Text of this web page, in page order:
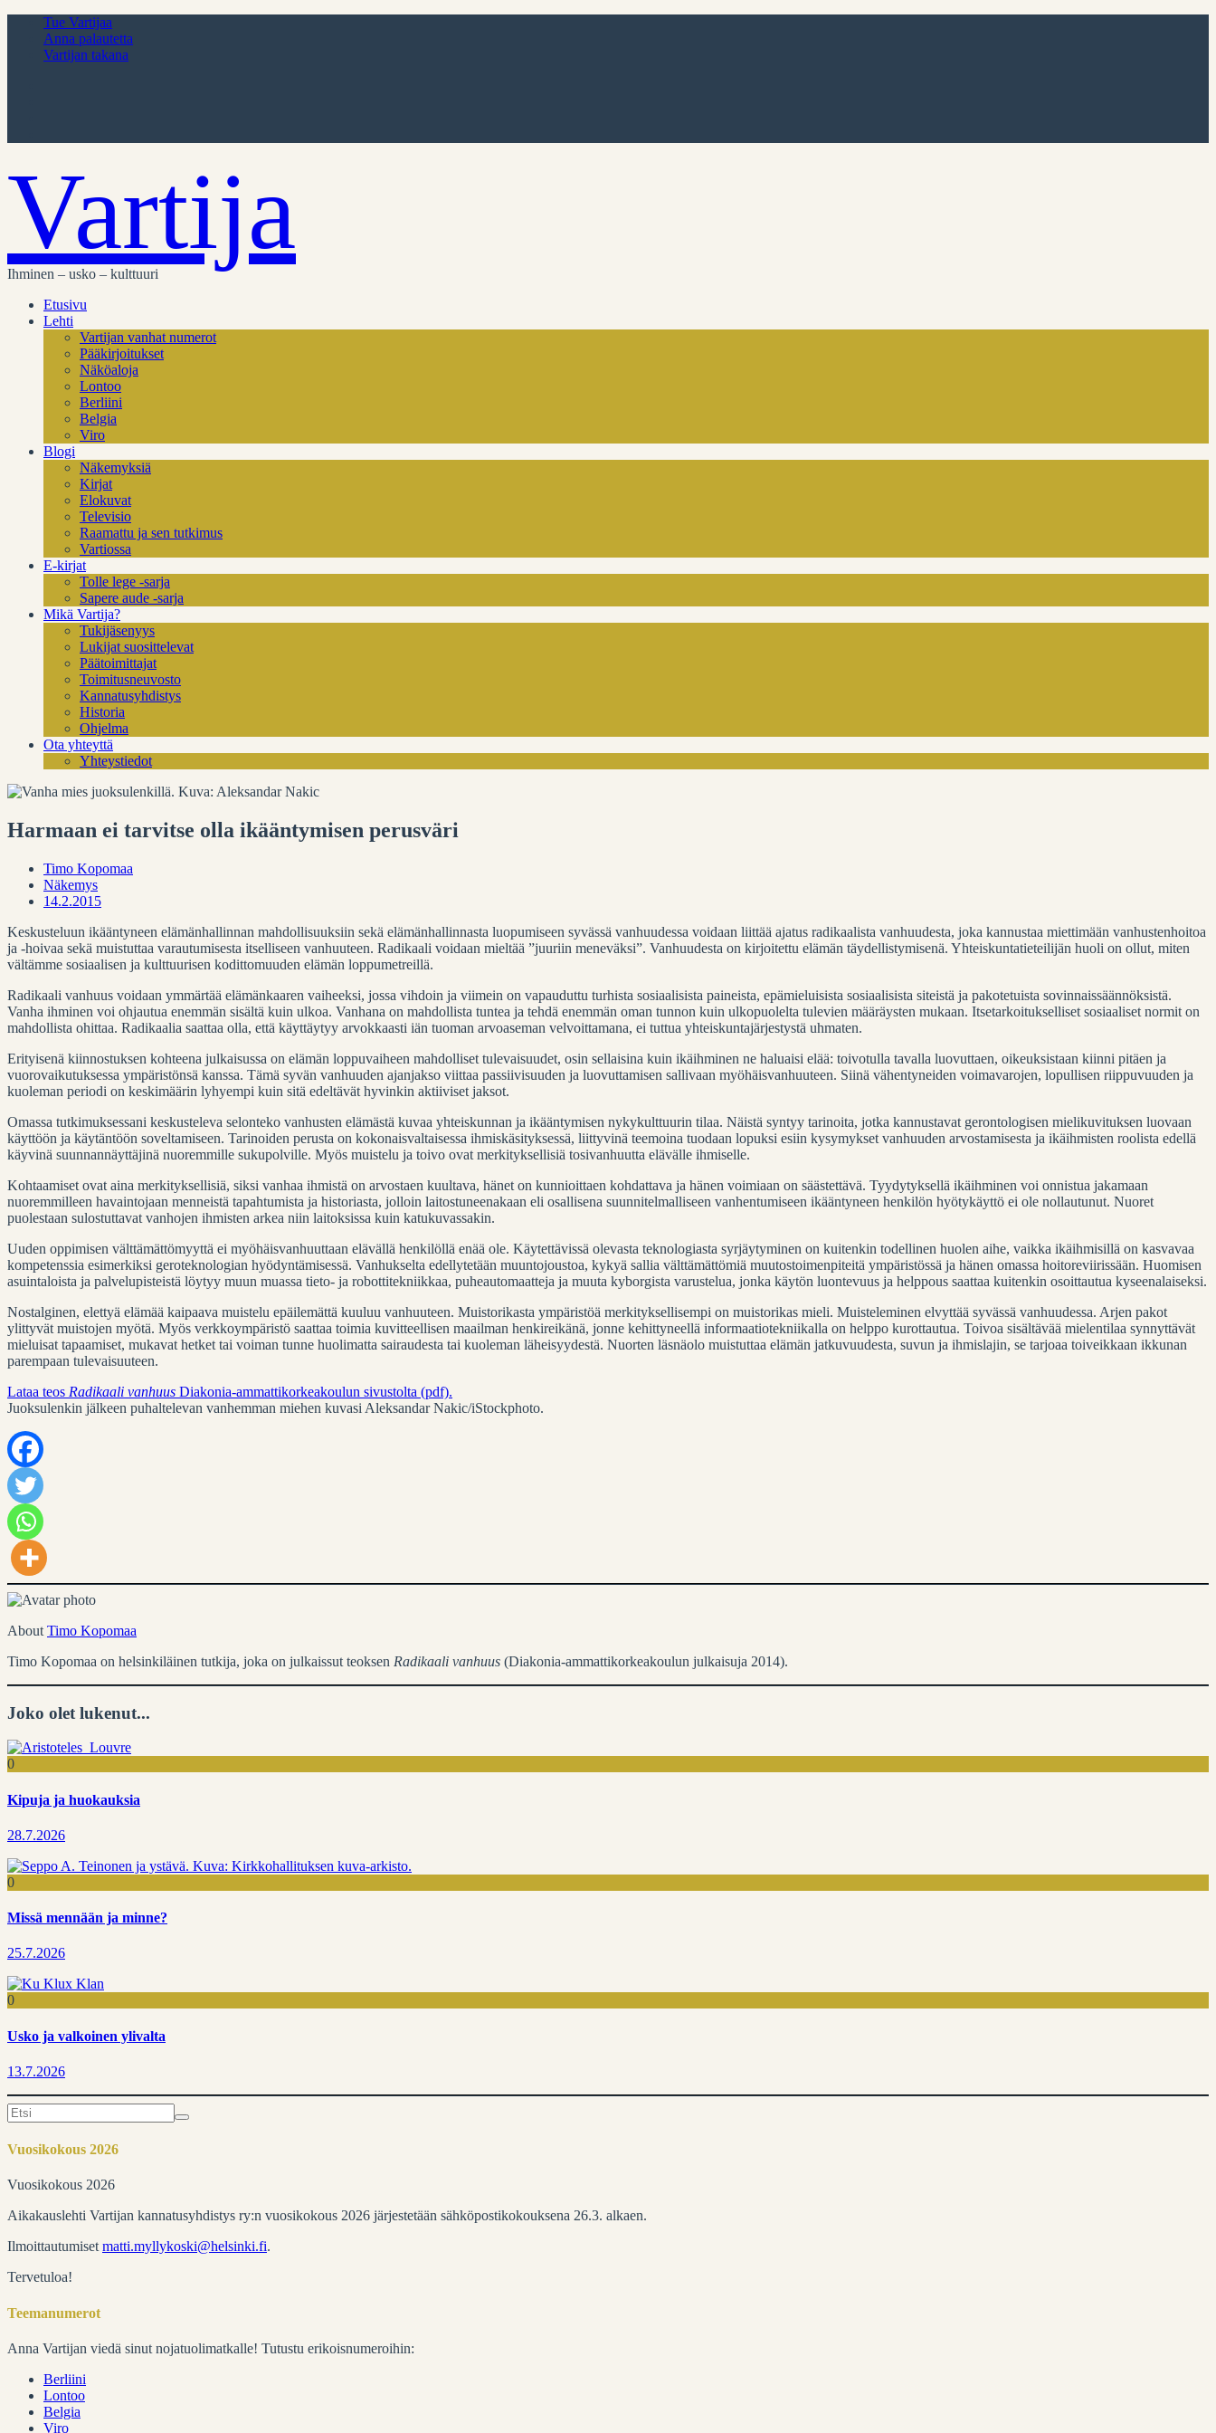
Tue Vartijaa
Anna palautetta
Vartijan takana
Vartija
Ihminen – usko – kulttuuri
Etusivu
Lehti
Vartijan vanhat numerot
Pääkirjoitukset
Näköaloja
Lontoo
Berliini
Belgia
Viro
Blogi
Näkemyksiä
Kirjat
Elokuvat
Televisio
Raamattu ja sen tutkimus
Vartiossa
E-kirjat
Tolle lege -sarja
Sapere aude -sarja
Mikä Vartija?
Tukijäsenyys
Lukijat suosittelevat
Päätoimittajat
Toimitusneuvosto
Kannatusyhdistys
Historia
Ohjelma
Ota yhteyttä
Yhteystiedot
Harmaan ei tarvitse olla ikääntymisen perusväri
Timo Kopomaa
Näkemys
14.2.2015
Keskusteluun ikääntyneen elämänhallinnan mahdollisuuksiin sekä elämänhallinnasta luopumiseen syvässä vanhuudessa voidaan liittää ajatus radikaalista vanhuudesta, joka kannustaa miettimään vanhustenhoitoa
ja -hoivaa sekä muistuttaa varautumisesta itselliseen vanhuuteen. Radikaali voidaan mieltää ”juuriin meneväksi”. Vanhuudesta on kirjoitettu elämän täydellistymisenä. Yhteiskuntatieteilijän huoli on ollut, miten
vältämme sosiaalisen ja kulttuurisen kodittomuuden elämän loppumetreillä.
Radikaali vanhuus voidaan ymmärtää elämänkaaren vaiheeksi, jossa vihdoin ja viimein on vapauduttu turhista sosiaalisista paineista, epämieluisista sosiaalisista siteistä ja pakotetuista sovinnaissäännöksistä.
Vanha ihminen voi ohjautua enemmän sisältä kuin ulkoa. Vanhana on mahdollista tuntea ja tehdä enemmän oman tunnon kuin ulkopuolelta tulevien määräysten mukaan. Itsetarkoitukselliset sosiaaliset normit on
mahdollista ohittaa. Radikaalia saattaa olla, että käyttäytyy arvokkaasti iän tuoman arvoaseman velvoittamana, ei tuttua yhteiskuntajärjestystä uhmaten.
Erityisenä kiinnostuksen kohteena julkaisussa on elämän loppuvaiheen mahdolliset tulevaisuudet, osin sellaisina kuin ikäihminen ne haluaisi elää: toivotulla tavalla luovuttaen, oikeuksistaan kiinni pitäen ja
vuorovaikutuksessa ympäristönsä kanssa. Tämä syvän vanhuuden ajanjakso viittaa passiivisuuden ja luovuttamisen sallivaan myöhäisvanhuuteen. Siinä vähentyneiden voimavarojen, lopullisen riippuvuuden ja
kuoleman periodi on keskimäärin lyhyempi kuin sitä edeltävät hyvinkin aktiiviset jaksot.
Omassa tutkimuksessani keskusteleva selonteko vanhusten elämästä kuvaa yhteiskunnan ja ikääntymisen nykykulttuurin tilaa. Näistä syntyy tarinoita, jotka kannustavat gerontologisen mielikuvituksen luovaan
käyttöön ja käytäntöön soveltamiseen. Tarinoiden perusta on kokonaisvaltaisessa ihmiskäsityksessä, liittyvinä teemoina tuodaan lopuksi esiin kysymykset vanhuuden arvostamisesta ja ikäihmisten roolista edellä
käyvinä suunnannäyttäjinä nuoremmille sukupolville. Myös muistelu ja toivo ovat merkityksellisiä tosivanhuutta elävälle ihmiselle.
Kohtaamiset ovat aina merkityksellisiä, siksi vanhaa ihmistä on arvostaen kuultava, hänet on kunnioittaen kohdattava ja hänen voimiaan on säästettävä. Tyydytyksellä ikäihminen voi onnistua jakamaan
nuoremmilleen havaintojaan menneistä tapahtumista ja historiasta, jolloin laitostuneenakaan eli osallisena suunnitelmalliseen vanhentumiseen ikääntyneen henkilön hyötykäyttö ei ole nollautunut. Nuoret
puolestaan sulostuttavat vanhojen ihmisten arkea niin laitoksissa kuin katukuvassakin.
Uuden oppimisen välttämättömyyttä ei myöhäisvanhuuttaan elävällä henkilöllä enää ole. Käytettävissä olevasta teknologiasta syrjäytyminen on kuitenkin todellinen huolen aihe, vaikka ikäihmisillä on kasvavaa
kompetenssia esimerkiksi geroteknologian hyödyntämisessä. Vanhukselta edellytetään muuntojoustoa, kykyä sallia välttämättömiä muutostoimenpiteitä ympäristössä ja hänen omassa hoitoreviirissään. Huomisen
asuintaloista ja palvelupisteistä löytyy muun muassa tieto- ja robottitekniikkaa, puheautomaatteja ja muuta kyborgista varustelua, jonka käytön luontevuus ja helppous saattaa kuitenkin osoittautua kyseenalaiseksi.
Nostalginen, elettyä elämää kaipaava muistelu epäilemättä kuuluu vanhuuteen. Muistorikasta ympäristöä merkityksellisempi on muistorikas mieli. Muisteleminen elvyttää syvässä vanhuudessa. Arjen pakot
ylittyvät muistojen myötä. Myös verkkoympäristö saattaa toimia kuvitteellisen maailman henkireikänä, jonne kehittyneellä informaatiotekniikalla on helppo kurottautua. Toivoa sisältävää mielentilaa synnyttävät
mieluisat tapaamiset, mukavat hetket tai voiman tunne huolimatta sairaudesta tai kuoleman läheisyydestä. Nuorten läsnäolo muistuttaa elämän jatkuvuudesta, suvun ja ihmislajin, se tarjoaa toiveikkaan ikkunan
parempaan tulevaisuuteen.
Lataa teos Radikaali vanhuus Diakonia-ammattikorkeakoulun sivustolta (pdf).
Juoksulenkin jälkeen puhaltelevan vanhemman miehen kuvasi Aleksandar Nakic/iStockphoto.
About Timo Kopomaa
Timo Kopomaa on helsinkiläinen tutkija, joka on julkaissut teoksen Radikaali vanhuus (Diakonia-ammattikorkeakoulun julkaisuja 2014).
Joko olet lukenut...
0
Kipuja ja huokauksia
28.7.2026
0
Missä mennään ja minne?
25.7.2026
0
Usko ja valkoinen ylivalta
13.7.2026
Search
for:
Vuosikokous 2026
Vuosikokous 2026
Aikakauslehti Vartijan kannatusyhdistys ry:n vuosikokous 2026 järjestetään sähköpostikokouksena 26.3. alkaen.
Ilmoittautumiset matti.myllykoski@helsinki.fi.
Tervetuloa!
Teemanumerot
Anna Vartijan viedä sinut nojatuolimatkalle! Tutustu erikoisnumeroihin:
Berliini
Lontoo
Belgia
Viro